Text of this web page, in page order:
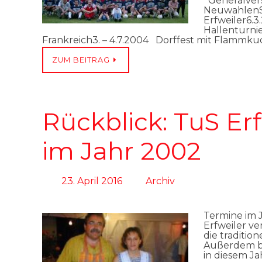
Frankreich3. – 4.7.2004 Dorffest mit
ZUM BEITRAG
Rückblick: TuS
im Jahr 2002
23. April 2016 Archiv
Termine im
Erfweiler
die
Außerdem
in diesem